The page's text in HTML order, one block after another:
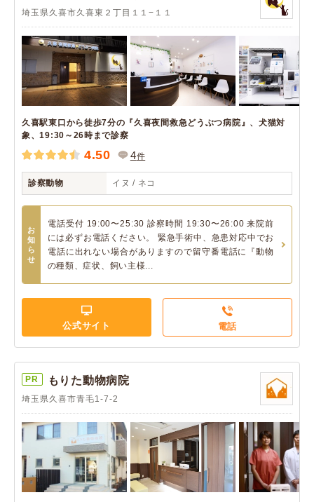
埼玉県久喜市久喜東２丁目１１−１１
久喜駅東口から徒歩7分の『久喜夜間救急どうぶつ病院』、犬猫対
象、19:30～26時まで診察
4.50 4件
診察動物 イヌ / ネコ
お
知
ら
せ
電話受付 19:00〜25:30 診察時間 19:30〜26:00 来院前
には必ずお電話ください。 緊急手術中、急患対応中でお
電話に出れない場合がありますので留守番電話に『動物
の種類、症状、飼い主様...
公式サイト 電話
PR もりた動物病院
埼玉県久喜市青毛1-7-2